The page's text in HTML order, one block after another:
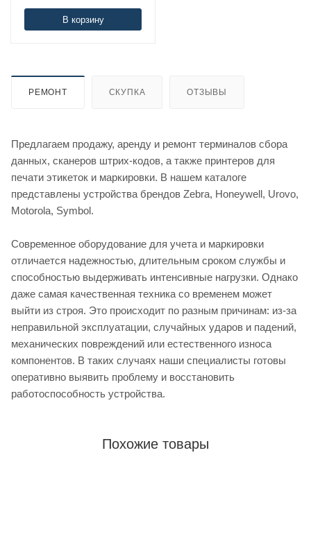
В корзину
РЕМОНТ СКУПКА ОТЗЫВЫ
Предлагаем продажу, аренду и ремонт терминалов сбора
данных, сканеров штрих-кодов, а также принтеров для
печати этикеток и маркировки. В нашем каталоге
представлены устройства брендов Zebra, Honeywell, Urovo,
Motorola, Symbol.
Современное оборудование для учета и маркировки
отличается надежностью, длительным сроком службы и
способностью выдерживать интенсивные нагрузки. Однако
даже самая качественная техника со временем может
выйти из строя. Это происходит по разным причинам: из-за
неправильной эксплуатации, случайных ударов и падений,
механических повреждений или естественного износа
компонентов. В таких случаях наши специалисты готовы
оперативно выявить проблему и восстановить
работоспособность устройства.
Похожие товары